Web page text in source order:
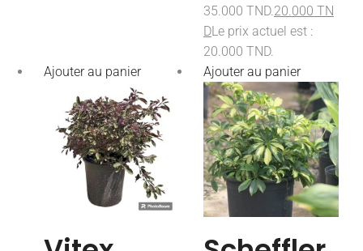
35.000 TND.20.000 TN
DLe prix actuel est :
20.000 TND.
Ajouter au panier
Ajouter au panier